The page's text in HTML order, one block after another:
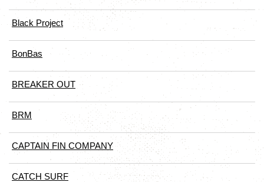
Black Project
BonBas
BREAKER OUT
BRM
CAPTAIN FIN COMPANY
CATCH SURF